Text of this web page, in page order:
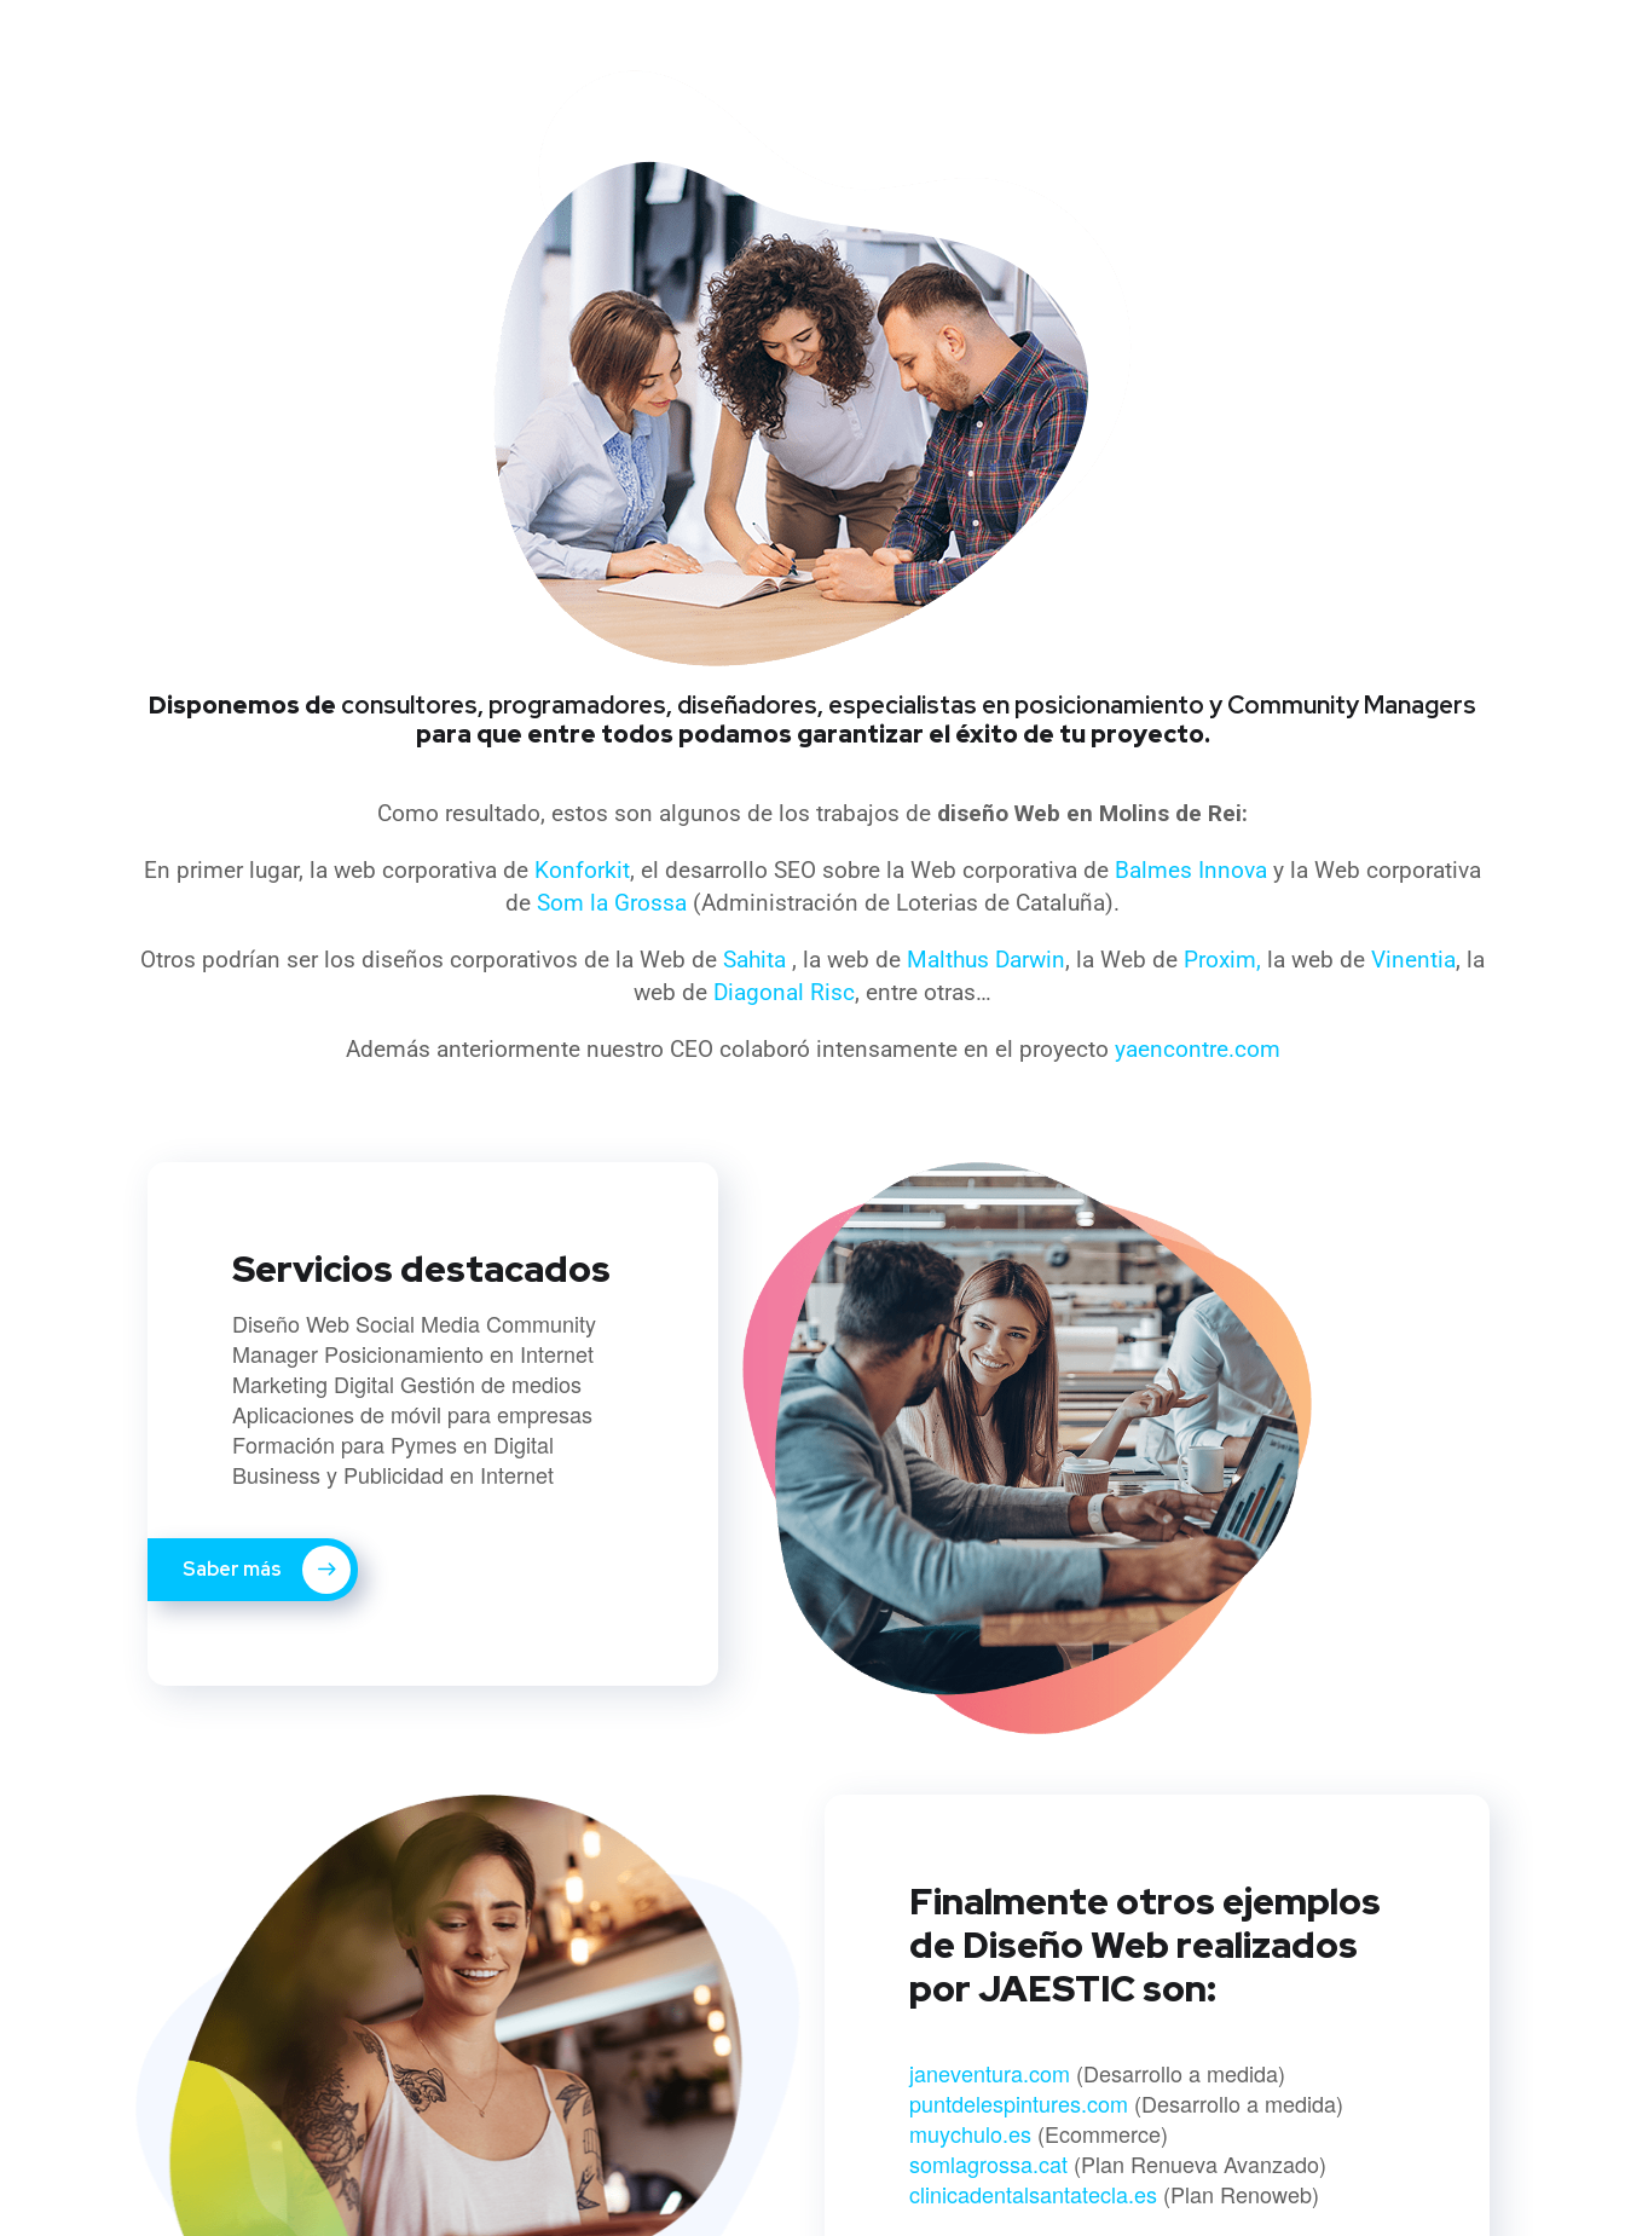
Disponemos de consultores, programadores, diseñadores, especialistas en posicionamiento y Community Managers
para que entre todos podamos garantizar el éxito de tu proyecto.
Como resultado, estos son algunos de los trabajos de diseño Web en Molins de Rei:
En primer lugar, la web corporativa de Konforkit, el desarrollo SEO sobre la Web corporativa de Balmes Innova y la Web corporativa
de Som la Grossa (Administración de Loterias de Cataluña).
Otros podrían ser los diseños corporativos de la Web de Sahita , la web de Malthus Darwin, la Web de Proxim, la web de Vinentia, la
web de Diagonal Risc, entre otras…
Además anteriormente nuestro CEO colaboró intensamente en el proyecto yaencontre.com
Servicios destacados
Diseño Web Social Media Community
Manager Posicionamiento en Internet
Marketing Digital Gestión de medios
Aplicaciones de móvil para empresas
Formación para Pymes en Digital
Business y Publicidad en Internet
Saber más
Finalmente otros ejemplos
de Diseño Web realizados
por JAESTIC son:
janeventura.com (Desarrollo a medida)
puntdelespintures.com (Desarrollo a medida)
muychulo.es (Ecommerce)
somlagrossa.cat (Plan Renueva Avanzado)
clinicadentalsantatecla.es (Plan Renoweb)